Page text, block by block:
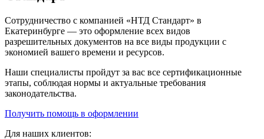
Сотрудничество с компанией «НТД Стандарт» в
Екатеринбурге — это оформление всех видов
разрешительных документов на все виды продукции с
экономией вашего времени и ресурсов.
Наши специалисты пройдут за вас все сертификационные
этапы, соблюдая нормы и актуальные требования
законодательства.
Получить помощь в оформлении
Для наших клиентов: